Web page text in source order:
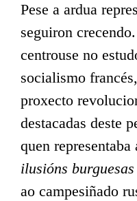
Pese a ardua
seguiron
centrouse no
socialismo
proxecto
destacadas deste
quen representaba
ilusións
ao campesiñado